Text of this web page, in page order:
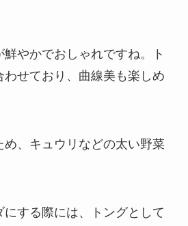
やかでおしゃれですね。ト
わせており、曲線美も楽しめ
め、キュウリなどの太い野菜
する際には、トングとして